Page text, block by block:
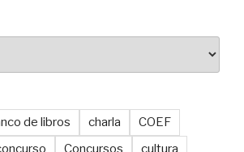
de libros charla
COEF
Concursos cultura